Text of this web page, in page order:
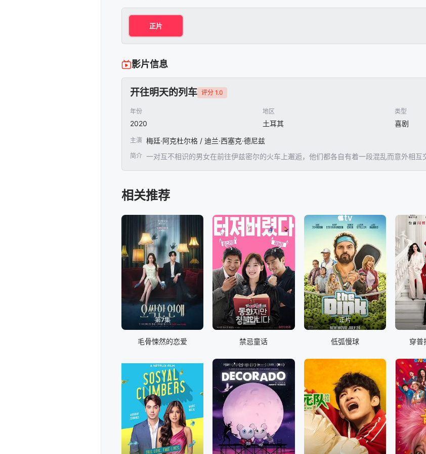
正片
影片信息
开往明天的列车 评分 1.0
年份
2020
地区
土耳其
类型
喜剧
主演 梅廷·阿克杜尔格 / 迪兰·西塞克·德尼兹
简介 一对互不相识的男女在前往伊兹密尔的火车上邂逅，他们都各自有着一段混乱而意外相互
相关推荐
第7集
毛骨悚然的恋爱
正片
禁忌童话
正片
低弧慢球 穿普